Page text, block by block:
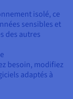
isolé, ce
sensibles et
des autres
besoin, modifiez
adaptés à